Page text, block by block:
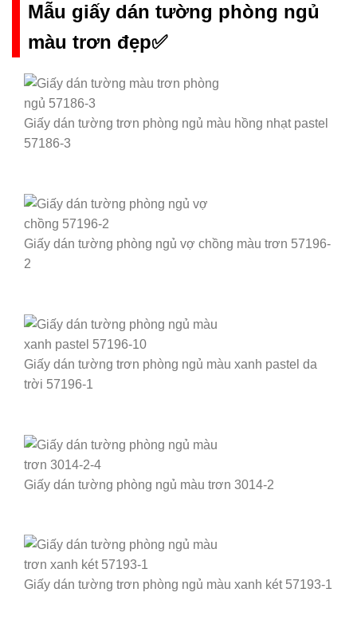
Mẫu giấy dán tường phòng ngủ
màu trơn đẹp✅
Giấy dán tường trơn phòng ngủ màu hồng nhạt pastel
57186-3
Giấy dán tường phòng ngủ vợ chồng màu trơn 57196-
2
Giấy dán tường trơn phòng ngủ màu xanh pastel da
trời 57196-1
Giấy dán tường phòng ngủ màu trơn 3014-2
Giấy dán tường trơn phòng ngủ màu xanh két 57193-1